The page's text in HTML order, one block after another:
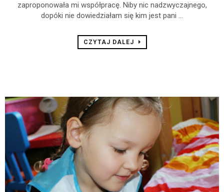
zaproponowała mi współpracę. Niby nic nadzwyczajnego,
dopóki nie dowiedziałam się kim jest pani ...
CZYTAJ DALEJ